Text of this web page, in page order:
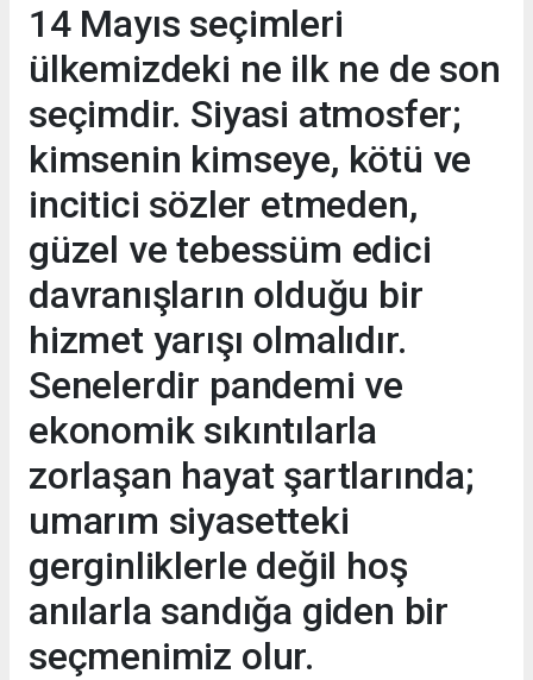
14 Mayıs seçimleri
ülkemizdeki ne ilk ne de son
seçimdir. Siyasi atmosfer;
kimsenin kimseye, kötü ve
incitici sözler etmeden,
güzel ve tebessüm edici
davranışların olduğu bir
hizmet yarışı olmalıdır.
Senelerdir pandemi ve
ekonomik sıkıntılarla
zorlaşan hayat şartlarında;
umarım siyasetteki
gerginliklerle değil hoş
anılarla sandığa giden bir
seçmenimiz olur.